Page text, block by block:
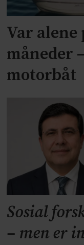
Var alene
måneder
motorbåt
Sosial
– men er